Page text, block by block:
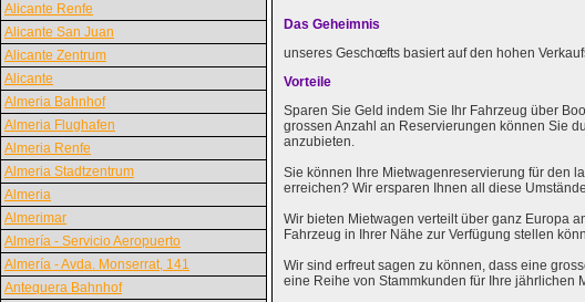
Alicante Renfe
Alicante San Juan
Alicante Zentrum
Alicante
Almeria Bahnhof
Almeria Flughafen
Almeria Renfe
Almeria Stadtzentrum
Almeria
Almerimar
Almería - Servicio Aeropuerto
Almería - Avda. Monserrat, 141
Antequera Bahnhof
Das Geheimnis
unseres Geschœfts basiert auf den hohen
Vorteile
Sparen Sie Geld indem Sie Ihr Fahrzeug über
grossen Anzahl an Reservierungen können Sie
anzubieten.
Sie können Ihre Mietwagenreservierung für den
erreichen? Wir ersparen Ihnen all diese
Wir bieten Mietwagen verteilt über ganz Europa
Fahrzeug in Ihrer Nähe zur Verfügung stellen
Wir sind erfreut sagen zu können, dass eine
eine Reihe von Stammkunden für Ihre jährlichen